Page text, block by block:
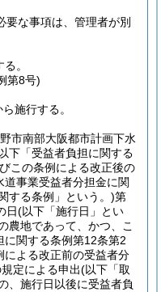
要な事項は、管理者が別
。
第8号)
施行する。
市南部大阪都市計画下水
下「受益者負担に関する
この条例による改正後の
事業受益者分担金に関
する条例」という。)第
日(以下「施行日」とい
農地であって、かつ、こ
関する条例第12条第2
よる改正前の受益者分
定による申出(以下「取
、施行日以後に受益者負